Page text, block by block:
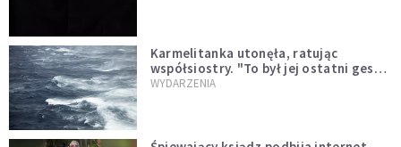
Karmelitanka utonęła, ratując
współsiostry. "To był jej ostatni gest
miłości"
WYDARZENIA